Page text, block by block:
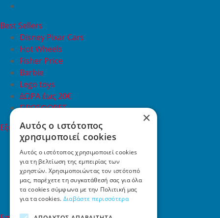
Best Sellers
Disney Pixar Cars
Hot Wheels
Fisher Price
Barbie
Lego toys
ΔΩΡΑ έως 20€
ΠΡΟΣΦΟΡΕΣ
Εξυπηρέτηση Πελατών
Εξυπηρέτηση πελατών
Συχνές ερωτήσεις
Όροι χρήσης
Τρόποι Πληρωμής
Επιστροφές
Επικοινωνία
×
Αυτός ο ιστότοπος
χρησιμοποιεί cookies
Αυτός ο ιστότοπος χρησιμοποιεί cookies
για τη βελτίωση της εμπειρίας των
χρηστών. Χρησιμοποιώντας τον ιστότοπό
μας, παρέχετε τη συγκατάθεσή σας για όλα
τα cookies σύμφωνα με την Πολιτική μας
για τα cookies. Διαβάστε περισσότερα